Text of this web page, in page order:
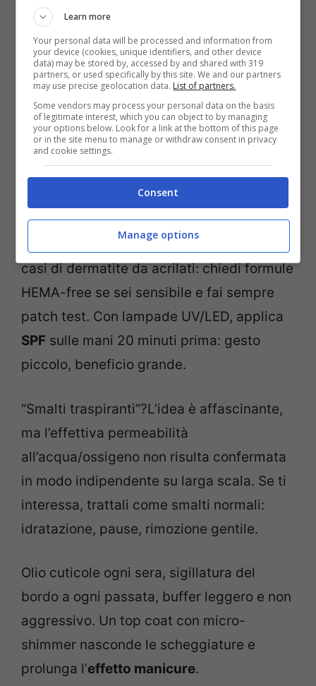
Glismaltiibridi a media densità coprono in
due passate e durano 5-7 giorni; i sistemi
gel/BIAB portano la tenuta a 2-3
settimane. Questo dato, coerente con le
stime professionali pre-2024, aiuta a
pianificare appunti e viaggi.
I dermatologi segnalano un aumento dei
casi di dermatite da acrilati: chiedi formule
HEMA-free se sei sensibile e fai sempre
patch test. Con lampade UV/LED, applica
SPF sulle mani 20 minuti prima: gesto
piccolo, beneficio grande.
“Smalti traspiranti”?L’idea è affascinante,
ma l’effettiva permeabilità
all’acqua/ossigeno non risulta confermata
in modo indipendente su larga scala. Se ti
interessa, trattali come smalti normali:
idratazione, pause, rimozione gentile.
Olio cuticole ogni sera, sigillatura del
bordo a ogni passata, buffer leggero e non
aggressivo. Un top coat con micro-
shimmer nasconde le scheggiature e
prolunga l’effetto manicure.
Learn more
Your personal data will be processed and information from
your device (cookies, unique identifiers, and other device
data) may be stored by, accessed by and shared with 319
partners, or used specifically by this site. We and our partners
may use precise geolocation data. List of partners.
Some vendors may process your personal data on the basis
of legitimate interest, which you can object to by managing
your options below. Look for a link at the bottom of this page
or in the site menu to manage or withdraw consent in privacy
and cookie settings.
Consent
Manage options